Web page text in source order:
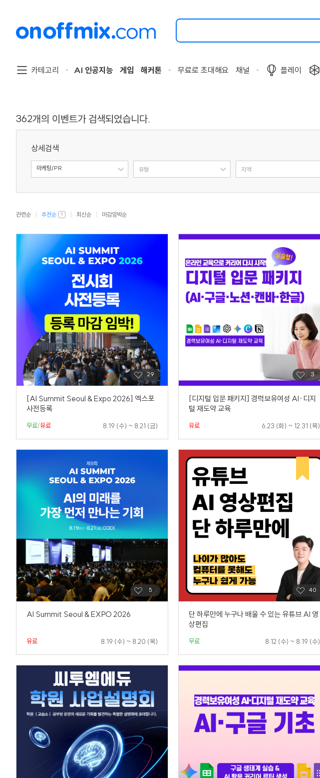
검
할
트
를
요.
카테고리 AI 인공지능 게임 해커톤 무료로 초대해요 채널 플레이
362개의 이벤트가 검색되었습니다.
상세검색
주제
마케팅/PR 유형 지역
관련순 추천순 최신순 마감임박순
[AI Summit Seoul & Expo 2026] 엑스포
사전등록
무료/유료 8.19 (수) ~ 8.21 (금)
[디지털 입문 패키지] 경력보유여성 AI·디지
털 재도약 교육
유료 6.23 (화) ~ 12.31 (목)
AI Summit Seoul & EXPO 2026
유료 8.19 (수) ~ 8.20 (목)
단 하루만에 누구나 배울 수 있는 유튜브 AI 영
상편집
무료 8.12 (수) ~ 8.19 (수)